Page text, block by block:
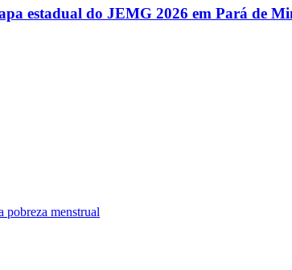
estadual do JEMG 2026 em Pará de
pobreza menstrual